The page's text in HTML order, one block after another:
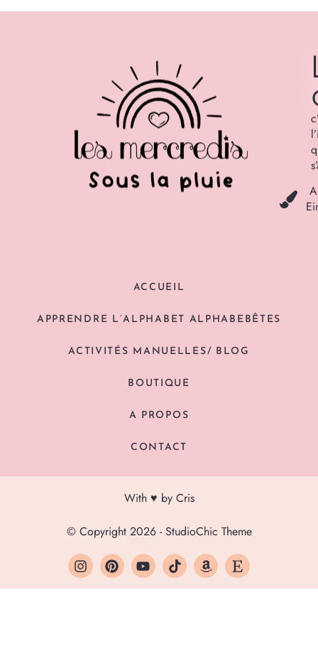
ACCUEIL
APPRENDRE L’ALPHABET ALPHABEBÊTES
ACTIVITÉS MANUELLES/ BLOG
BOUTIQUE
A PROPOS
CONTACT
With ♥ by Cris
© Copyright 2026 - StudioChic Theme